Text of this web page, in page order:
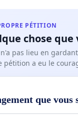
PÉTITION
chose que
pas lieu en
pétition a eu le
que vous